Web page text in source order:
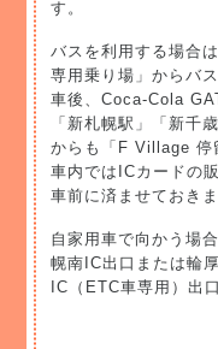
す。
バスを利用する場合
専用乗り場」からバ
車後、Coca-Cola
「新札幌駅」「新千
からも「F Village 停
車内ではICカードの
車前に済ませておきま
自家用車で向かう場
幌南IC出口または輪
IC（ETC車専用）出